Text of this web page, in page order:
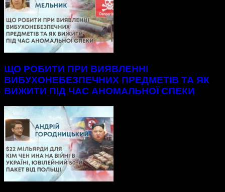
ЩО РОБИТИ ПРИ ВИЯВЛЕННІ
ВИБУХОНЕБЕЗПЕЧНИХ ПРЕДМЕТІВ ТА ЯК
ВИЖИТИ ПІД ЧАС АНОМАЛЬНОЇ СПЕКИ